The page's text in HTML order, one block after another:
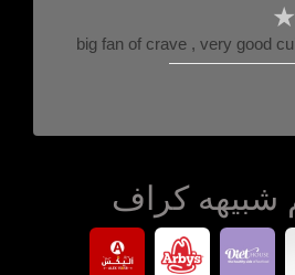
big fan of crave , very good
شبيهه كراف